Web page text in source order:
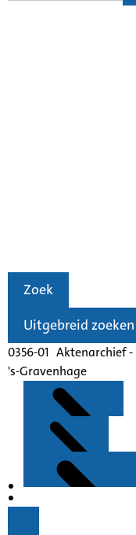
Zoek
Uitgebreid zoeken
0356-01 Aktenarchief
's-Gravenhage